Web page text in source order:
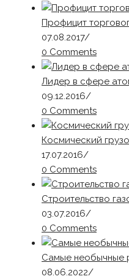
Профицит
07.08.2017/
0 Comments
Лидер в сфере
09.12.2016/
0 Comments
Космический
17.07.2016/
0 Comments
Строительство
03.07.2016/
0 Comments
Самые необычные
08.06.2022/